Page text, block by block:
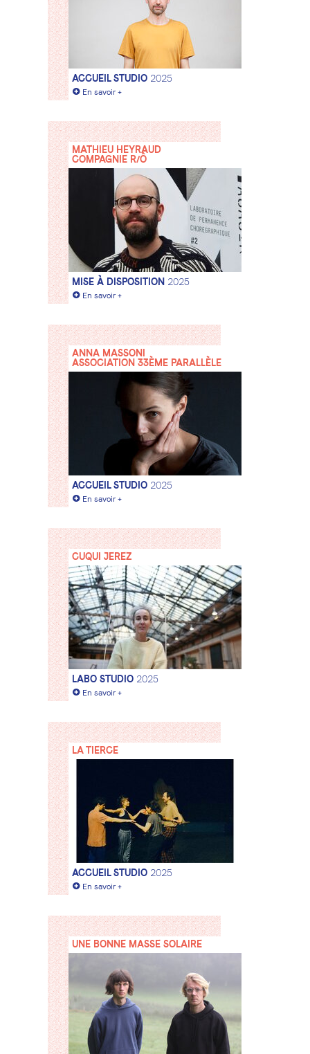
ACCUEIL STUDIO 2025
+ En savoir +
MATHIEU HEYRAUD
COMPAGNIE R/Ô
MISE À DISPOSITION 2025
+ En savoir +
ANNA MASSONI
ASSOCIATION 33ÈME PARALLÈLE
ACCUEIL STUDIO 2025
+ En savoir +
CUQUI JEREZ
LABO STUDIO 2025
+ En savoir +
LA TIERCE
ACCUEIL STUDIO 2025
+ En savoir +
UNE BONNE MASSE SOLAIRE